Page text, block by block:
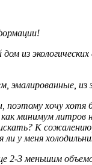
из
эмалированные,
хочу
минимум
К
у меня
3 меньшим